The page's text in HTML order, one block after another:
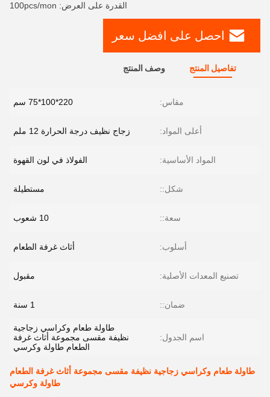
القدرة على العرض: 100pcs/mon
احصل على افضل سعر
تفاصيل المنتج وصف المنتج
مقاس: 220*100*75 سم
أعلى المواد: زجاج نظيف درجة الحرارة 12 ملم
المواد الأساسية: الفولاذ في لون القهوة
شكل:: مستطيلة
سعة:: 10 شعوب
أسلوب: أثاث غرفة الطعام
تصنيع المعدات الأصلية: مقبول
ضمان:: 1 سنة
اسم الجدول:
طاولة طعام وكراسي زجاجية
نظيفة مقسى مجموعة أثاث غرفة
الطعام طاولة وكرسي
طاولة طعام وكراسي زجاجية نظيفة مقسى مجموعة أثاث غرفة الطعام
طاولة وكرسي